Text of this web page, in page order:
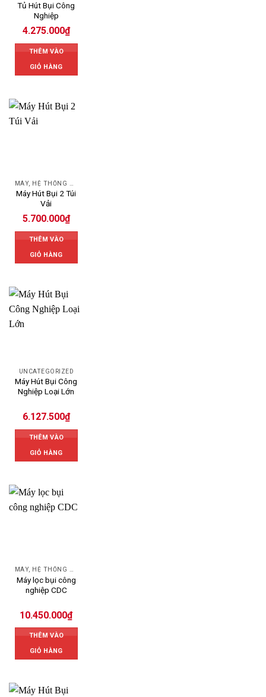
Tủ Hút Bụi Công
Nghiệp
4.275.000₫
THÊM VÀO
GIỎ HÀNG
Máy Hút Bụi 2 Túi
Vải
5.700.000₫
THÊM VÀO
GIỎ HÀNG
UNCATEGORIZED
Máy Hút Bụi Công
Nghiệp Loại Lớn
6.127.500₫
THÊM VÀO
GIỎ HÀNG
Máy lọc bụi công
nghiệp CDC
10.450.000₫
THÊM VÀO
GIỎ HÀNG